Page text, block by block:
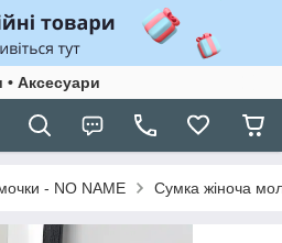
• Аксесуари
- NO NAME Сумка жіноча